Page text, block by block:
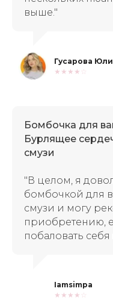
выше."
Гусарова
★★★★☆
Бомбочка для
Бурлящее
смузи
"В целом, я
бомбочкой для
смузи и могу
приобретению,
побаловать
Iamsimpa
★★★★☆